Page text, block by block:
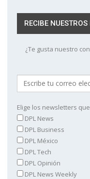
RECIBE
¿Te gusta nuestro
Elige los newsletters
DPL News
DPL Business
DPL México
DPL Tech
DPL Opinión
DPL News Weekly